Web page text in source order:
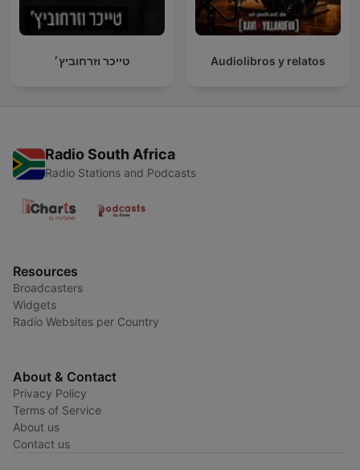
טייכר וזרחוביץ׳ Audiolibros y relatos
Radio South Africa
Radio Stations and Podcasts
Resources
Broadcasters
Widgets
Radio Websites per Country
About & Contact
Privacy Policy
Terms of Service
About us
Contact us